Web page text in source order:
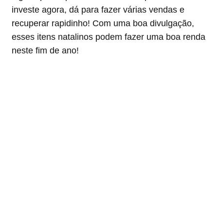
investe agora, dá para fazer várias vendas e
recuperar rapidinho! Com uma boa divulgação,
esses itens natalinos podem fazer uma boa renda
neste fim de ano!